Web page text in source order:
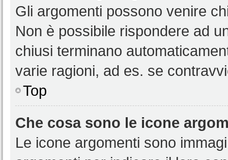
Gli argomenti possono venire
Non è possibile rispondere ad
chiusi terminano
varie ragioni, ad es. se
Top
Che cosa sono le icone
Le icone argomenti sono